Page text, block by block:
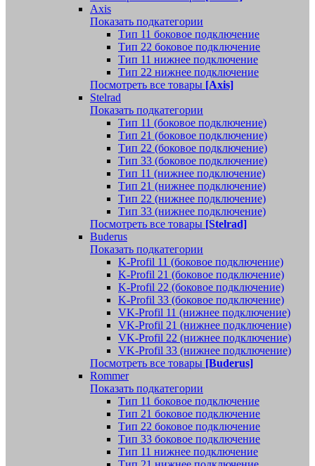
Axis
Показать подкатегории
Тип 11 боковое подключение
Тип 22 боковое подключение
Тип 11 нижнее подключение
Тип 22 нижнее подключение
Посмотреть все товары [Axis]
Stelrad
Показать подкатегории
Tип 11 (боковое подключение)
Тип 21 (боковое подключение)
Тип 22 (боковое подключение)
Тип 33 (боковое подключение)
Тип 11 (нижнее подключение)
Тип 21 (нижнее подключение)
Тип 22 (нижнее подключение)
Тип 33 (нижнее подключение)
Посмотреть все товары [Stelrad]
Buderus
Показать подкатегории
K-Profil 11 (боковое подключение)
K-Profil 21 (боковое подключение)
K-Profil 22 (боковое подключение)
K-Profil 33 (боковое подключение)
VK-Profil 11 (нижнее подключение)
VK-Profil 21 (нижнее подключение)
VK-Profil 22 (нижнее подключение)
VK-Profil 33 (нижнее подключение)
Посмотреть все товары [Buderus]
Rommer
Показать подкатегории
Тип 11 боковое подключение
Тип 21 боковое подключение
Тип 22 боковое подключение
Тип 33 боковое подключение
Тип 11 нижнее подключение